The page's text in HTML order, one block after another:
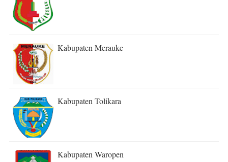
Kabupaten Merauke
Kabupaten Tolikara
Kabupaten Waropen